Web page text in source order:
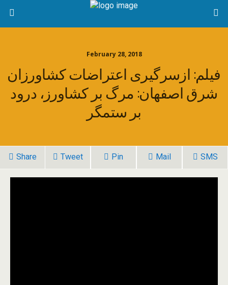
February 28, 2018
فیلم: ازسرگیری اعتراضات کشاورزان
شرق اصفهان: مرگ بر کشاورز، درود
بر ستمگر
Share Tweet Pin Mail SMS